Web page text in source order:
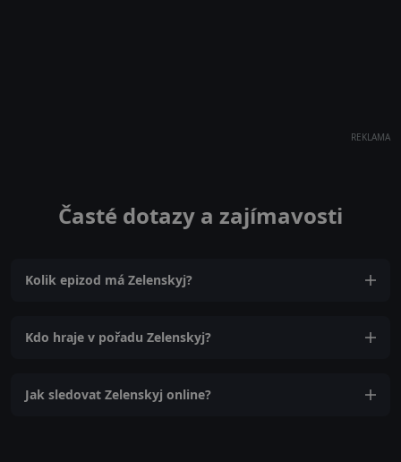
REKLAMA
Časté dotazy a zajímavosti
Kolik epizod má Zelenskyj?
Kdo hraje v pořadu Zelenskyj?
Jak sledovat Zelenskyj online?